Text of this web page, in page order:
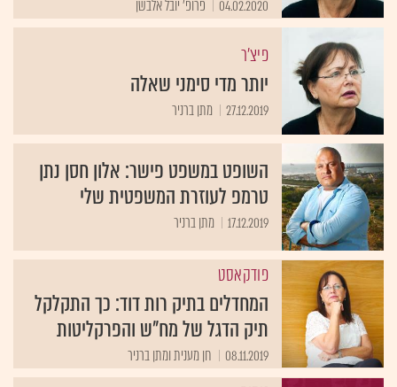
יותר מדי סימני שאלה
27.12.2019 מתן ברניר
טרמפ לעוזרת המשפטית שלי
17.12.2019 מתן ברניר
המחדלים בתיק רות דוד: כך התקלקל
תיק הדגל של מח"ש והפרקליטות
08.11.2019 חן מענית ומתן ברניר